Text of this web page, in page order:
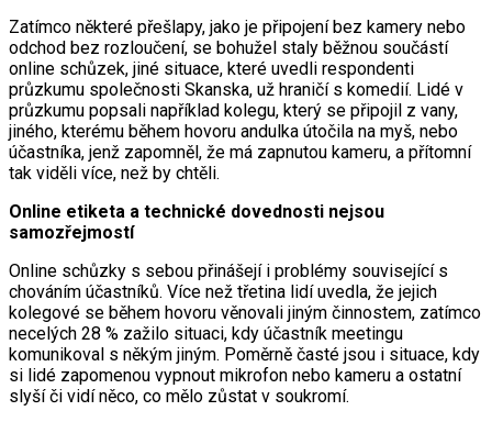
Zatímco některé přešlapy, jako je připojení bez kamery nebo
odchod bez rozloučení, se bohužel staly běžnou součástí
online schůzek, jiné situace, které uvedli respondenti
průzkumu společnosti Skanska, už hraničí s komedií. Lidé v
průzkumu popsali například kolegu, který se připojil z vany,
jiného, kterému během hovoru andulka útočila na myš, nebo
účastníka, jenž zapomněl, že má zapnutou kameru, a přítomní
tak viděli více, než by chtěli.
Online etiketa a technické dovednosti nejsou
samozřejmostí
Online schůzky s sebou přinášejí i problémy související s
chováním účastníků. Více než třetina lidí uvedla, že jejich
kolegové se během hovoru věnovali jiným činnostem, zatímco
necelých 28 % zažilo situaci, kdy účastník meetingu
komunikoval s někým jiným. Poměrně časté jsou i situace, kdy
si lidé zapomenou vypnout mikrofon nebo kameru a ostatní
slyší či vidí něco, co mělo zůstat v soukromí.